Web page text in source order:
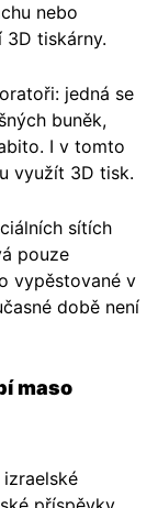
nebo
3D tiskárny.
jedná se
buněk,
I v tomto
využít 3D tisk.
sítích
pouze
vypěstované v
době není
maso